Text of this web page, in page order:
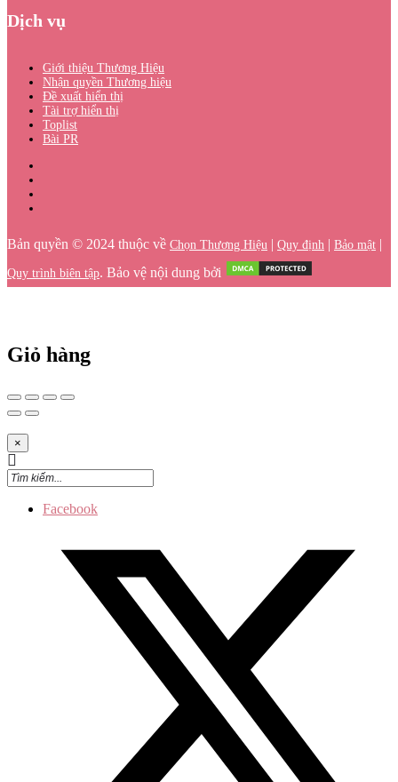
Dịch vụ
Giới thiệu Thương Hiệu
Nhận quyền Thương hiệu
Đề xuất hiển thị
Tài trợ hiển thị
Toplist
Bài PR
Bản quyền © 2024 thuộc về Chọn Thương Hiệu | Quy định | Bảo mật |
Quy trình biên tập. Bảo vệ nội dung bởi
Giỏ hàng
×
Facebook